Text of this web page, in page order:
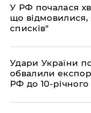
​У РФ почалася
що відмовилися,
списків"
​Удари України
обвалили
РФ до 10-